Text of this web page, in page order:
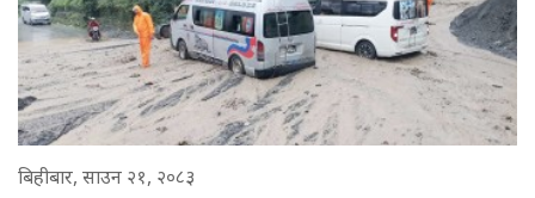
बिहीबार, साउन २१, २०८३